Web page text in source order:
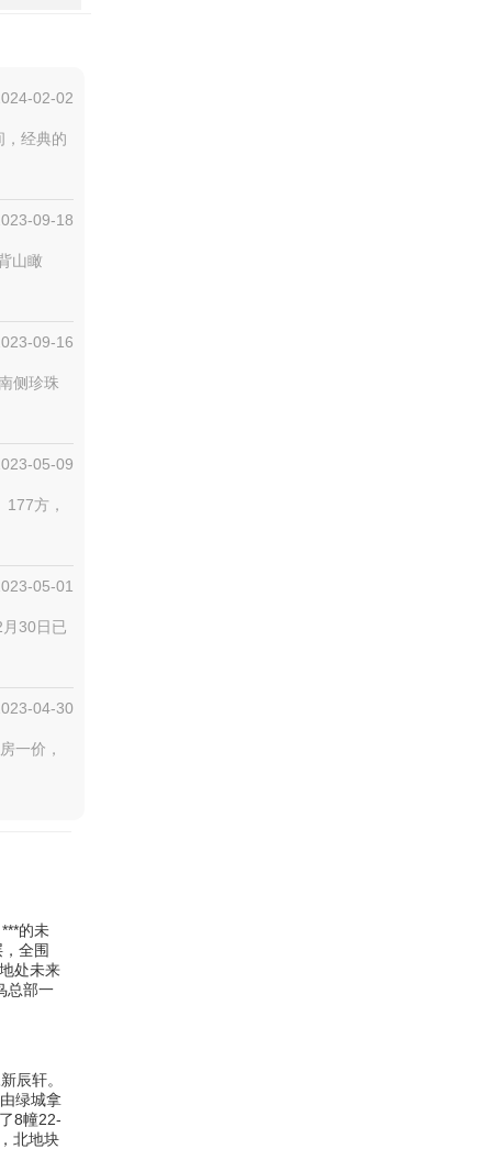
02-02
，经典的
09-18
山瞰
09-16
侧珍珠
05-09
方，
05-01
30日已
04-30
一价，
的未
全围
处未来
总部一
辰轩。
绿城拿
8幢22-
北地块